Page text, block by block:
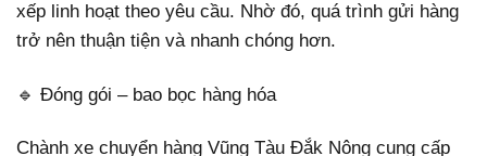
xếp linh hoạt theo yêu cầu. Nhờ đó, quá trình gửi hàng
trở nên thuận tiện và nhanh chóng hơn.
🔹 Đóng gói – bao bọc hàng hóa
Chành xe chuyển hàng Vũng Tàu Đắk Nông cung cấp